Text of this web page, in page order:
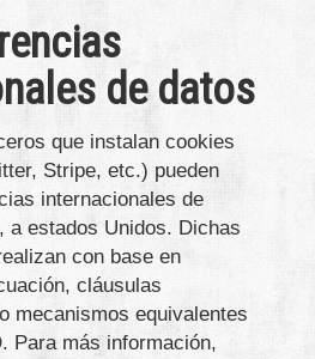
de datos
que instalan cookies
Stripe, etc.) pueden
internacionales de
a estados Unidos. Dichas
con base en
cláusulas
mecanismos equivalentes
Para más información,